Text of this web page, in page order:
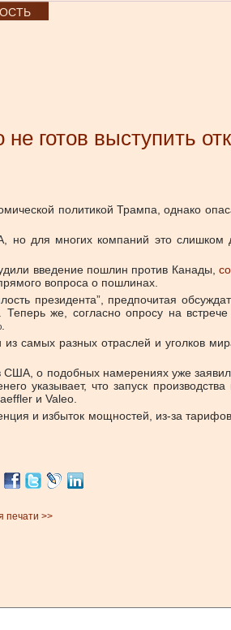
готов выступить
политикой Трампа, однако
но для многих компаний это
введение пошлин против Канады,
вопроса о пошлинах.
президента”, предпочитая
же, согласно опросу на
самых разных отраслей и уголков
США, о подобных намерениях уже
указывает, что запуск
и Valeo.
и избыток мощностей, из-за
печати >>